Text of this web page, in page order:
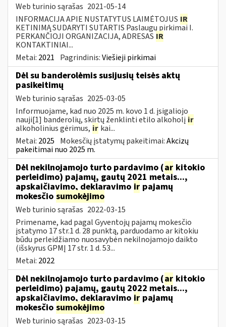
Web turinio sąrašas 2021-05-14
INFORMACIJA APIE NUSTATYTUS LAIMĖTOJUS IR
KETINIMĄ SUDARYTI SUTARTIS Paslaugų pirkimai I.
PERKANČIOJI ORGANIZACIJA, ADRESAS IR
KONTAKTINIAI...
Metai: 2021 Pagrindinis:Viešieji pirkimai
Dėl su banderolėmis susijusių teisės aktų
pasikeitimų
Web turinio sąrašas 2025-03-05
Informuojame, kad nuo 2025 m. kovo 1 d. įsigaliojo
nauji[1] banderolių, skirtų ženklinti etilo alkoholį ir
alkoholinius gėrimus, ir kai...
Metai: 2025 Mokesčių įstatymų pakeitimai:Akcizų
pakeitimai nuo 2025 m.
Dėl nekilnojamojo turto pardavimo (ar kitokio
perleidimo) pajamų, gautų 2021 metais...,
apskaičiavimo, deklaravimo ir pajamų
mokesčio sumokėjimo
Web turinio sąrašas 2022-03-15
Primename, kad pagal Gyventojų pajamų mokesčio
įstatymo 17 str.1 d. 28 punktą, parduodamo ar kitokiu
būdu perleidžiamo nuosavybėn nekilnojamojo daikto
(išskyrus GPMĮ 17 str. 1 d. 53...
Metai: 2022
Dėl nekilnojamojo turto pardavimo (ar kitokio
perleidimo) pajamų, gautų 2022 metais...,
apskaičiavimo, deklaravimo ir pajamų
mokesčio sumokėjimo
Web turinio sąrašas 2023-03-15